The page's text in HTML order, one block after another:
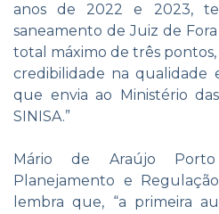
anos de 2022 e 2023,
saneamento de Juiz de
total máximo de três
credibilidade na qualidade
que envia ao Ministério
SINISA.”
Mário de Araújo
Planejamento e
lembra que, “a primeira